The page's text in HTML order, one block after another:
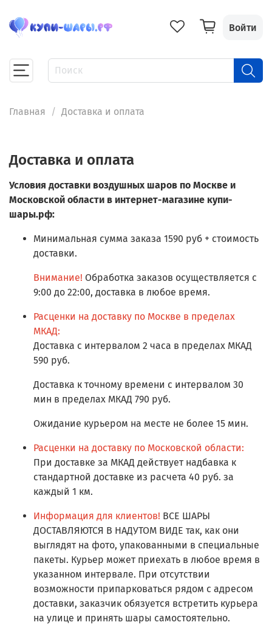
Войти
Главная Доставка и оплата
Доставка и оплата
Условия доставки воздушных шаров по Москве и
Московской области в интернет-магазине купи-
шары.рф:
Минимальная сумма заказа 1590 руб + стоимость
доставки.
Внимание! Обработка заказов осуществляется с
9:00 до 22:00, доставка в любое время.
Расценки на доставку по Москве в пределах
МКАД:
Доставка с интервалом 2 часа в пределах МКАД
590 руб.
Доставка к точному времени с интервалом 30
мин в пределах МКАД 790 руб.
Ожидание курьером на месте не более 15 мин.
Расценки на доставку по Московской области:
При доставке за МКАД действует надбавка к
стандартной доставке из расчета 40 руб. за
каждый 1 км.
Информация для клиентов! ВСЕ ШАРЫ
ДОСТАВЛЯЮТСЯ В НАДУТОМ ВИДЕ так, как они
выглядят на фото, упакованными в специальные
пакеты. Курьер может приехать в любое время в
указанном интервале. При отсутствии
возможности припарковаться рядом с адресом
доставки, заказчик обязуется встретить курьера
на улице и принять шары самостоятельно.